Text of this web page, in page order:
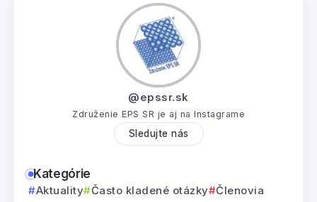
@epssr.sk
Združenie EPS SR je aj na Instagrame
Sledujte nás
Kategórie
Aktuality Často kladené otázky
Členovia